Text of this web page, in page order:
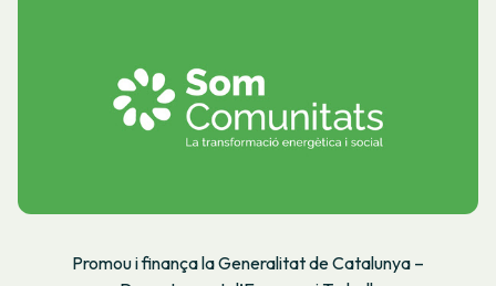
Promou i finança la Generalitat de Catalunya –